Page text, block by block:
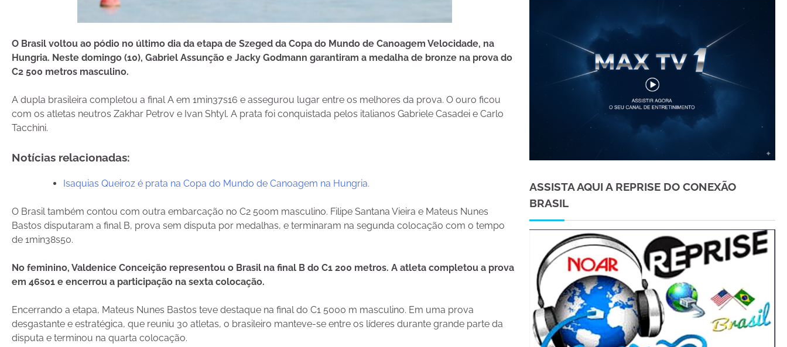
O Brasil voltou ao pódio no último dia da etapa de Szeged da Copa do Mundo de Canoagem Velocidade, na
Hungria. Neste domingo (10), Gabriel Assunção e Jacky Godmann garantiram a medalha de bronze na prova do
C2 500 metros masculino.
A dupla brasileira completou a final A em 1min37s16 e assegurou lugar entre os melhores da prova. O ouro ficou
com os atletas neutros Zakhar Petrov e Ivan Shtyl. A prata foi conquistada pelos italianos Gabriele Casadei e Carlo
Tacchini.
Notícias relacionadas:
Isaquias Queiroz é prata na Copa do Mundo de Canoagem na Hungria.
O Brasil também contou com outra embarcação no C2 500m masculino. Filipe Santana Vieira e Mateus Nunes
Bastos disputaram a final B, prova sem disputa por medalhas, e terminaram na segunda colocação com o tempo
de 1min38s50.
No feminino, Valdenice Conceição representou o Brasil na final B do C1 200 metros. A atleta completou a prova
em 46s01 e encerrou a participação na sexta colocação.
Encerrando a etapa, Mateus Nunes Bastos teve destaque na final do C1 5000 m masculino. Em uma prova
desgastante e estratégica, que reuniu 30 atletas, o brasileiro manteve-se entre os líderes durante grande parte da
disputa e terminou na quarta colocação.
ASSISTA AQUI A REPRISE DO CONEXÃO
BRASIL